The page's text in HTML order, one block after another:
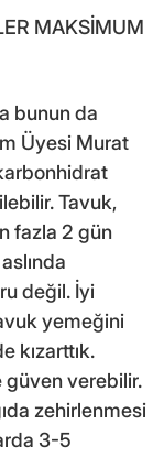
MAKSİMUM
bunun da
Üyesi Murat
Tavuk,
fazla 2 gün
değil. İyi
yemeğini
kızarttık.
güven verebilir.
zehirlenmesi
3-5